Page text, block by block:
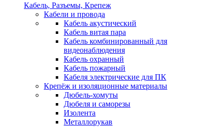
Кабель, Разъемы, Крепеж
Кабели и провода
Кабель акустический
Кабель витая пара
Кабель комбинированный для
видеонаблюдения
Кабель охранный
Кабель пожарный
Кабеля электрические для ПК
Крепёж и изоляционные материалы
Дюбель-хомуты
Дюбеля и саморезы
Изолента
Металлорукав